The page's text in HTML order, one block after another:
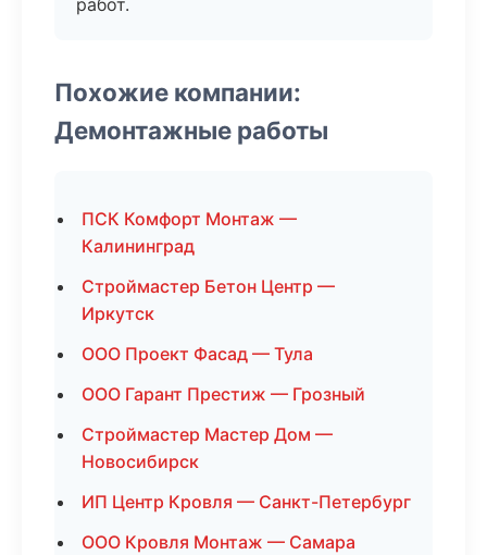
работ.
Похожие компании:
Демонтажные работы
ПСК Комфорт Монтаж —
Калининград
Строймастер Бетон Центр —
Иркутск
ООО Проект Фасад — Тула
ООО Гарант Престиж — Грозный
Строймастер Мастер Дом —
Новосибирск
ИП Центр Кровля — Санкт-Петербург
ООО Кровля Монтаж — Самара